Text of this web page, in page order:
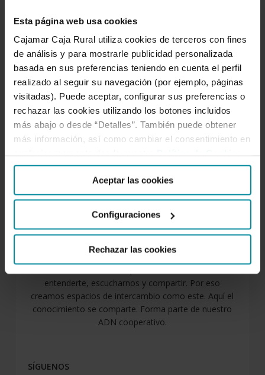
Esta página web usa cookies
Cajamar Caja Rural utiliza cookies de terceros con fines
de análisis y para mostrarle publicidad personalizada
basada en sus preferencias teniendo en cuenta el perfil
realizado al seguir su navegación (por ejemplo, páginas
visitadas). Puede aceptar, configurar sus preferencias o
rechazar las cookies utilizando los botones incluidos
más abajo o desde “Detalles”. También puede obtener
más información, así como cambiar el consentimiento en
Aceptar las cookies
Configuraciones
Rechazar las cookies
Gestión contenidos del blog.
SOBRE NOSOTROS
entenderte, escucharnos y compartir. Por eso
creamos espacios de intercambio como este. Aquí el
conocimiento se comparte. Forma parte de nuestro
ADN cooperativo.
SÍGUENOS